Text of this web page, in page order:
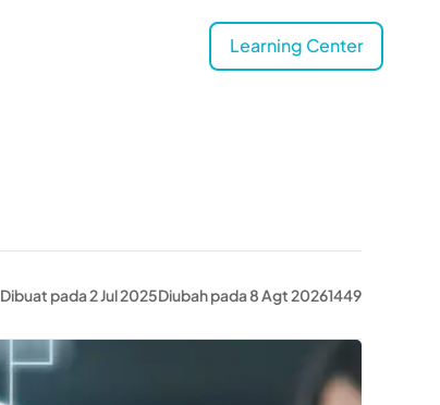
Learning Center
Dibuat pada 2 Jul 2025Diubah pada 8 Agt 20261449